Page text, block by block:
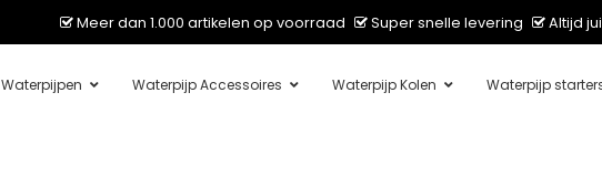
Meer dan 1.000 artikelen op voorraad Super snelle levering Altijd
Waterpijpen Waterpijp Accessoires Waterpijp Kolen Waterpijp